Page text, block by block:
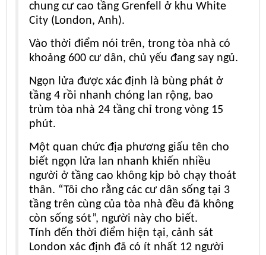
chung cư cao tầng Grenfell ở khu White
City (London, Anh).
Vào thời điểm nói trên, trong tòa nhà có
khoảng 600 cư dân, chủ yếu đang say ngủ.
Ngọn lửa được xác định là bùng phát ở
tầng 4 rồi nhanh chóng lan rộng, bao
trùm tòa nhà 24 tầng chỉ trong vòng 15
phút.
Một quan chức địa phương giấu tên cho
biết ngọn lửa lan nhanh khiến nhiều
người ở tầng cao không kịp bỏ chạy thoát
thân. “Tôi cho rằng các cư dân sống tại 3
tầng trên cùng của tòa nhà đều đã không
còn sống sót”, người này cho biết.
Tính đến thời điểm hiện tại, cảnh sát
London xác định đã có ít nhất 12 người